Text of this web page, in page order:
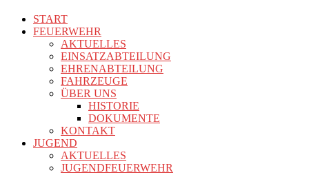
START
FEUERWEHR
AKTUELLES
EINSATZABTEILUNG
EHRENABTEILUNG
FAHRZEUGE
ÜBER UNS
HISTORIE
DOKUMENTE
KONTAKT
JUGEND
AKTUELLES
JUGENDFEUERWEHR